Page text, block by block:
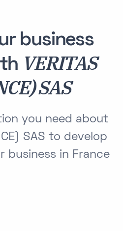
business
VERITAS
SAS
you need about
SAS to develop
business in France